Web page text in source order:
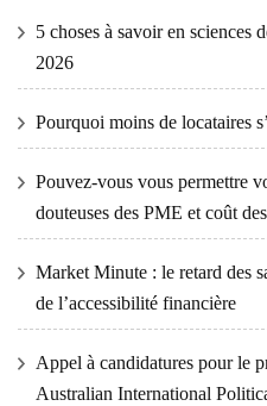
5 choses à savoir en sciences
2026
Pourquoi moins de locataires
Pouvez-vous vous permettre
douteuses des PME et coût
Market Minute : le retard des
de l’accessibilité financière
Appel à candidatures pour le
Australian International